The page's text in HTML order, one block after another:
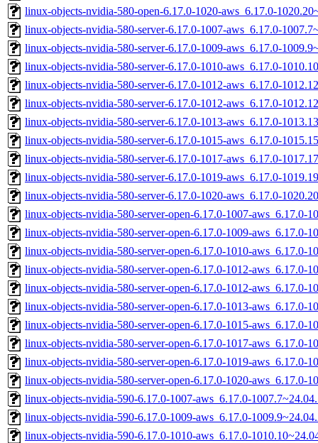
linux-objects-nvidia-580-open-6.17.0-1020-aws_6.17.0-
linux-objects-nvidia-580-server-6.17.0-1007-aws_6.17.0-
linux-objects-nvidia-580-server-6.17.0-1009-aws_6.17.0-
linux-objects-nvidia-580-server-6.17.0-1010-aws_6.17.0-
linux-objects-nvidia-580-server-6.17.0-1012-aws_6.17.0-
linux-objects-nvidia-580-server-6.17.0-1012-aws_6.17.0-
linux-objects-nvidia-580-server-6.17.0-1013-aws_6.17.0-
linux-objects-nvidia-580-server-6.17.0-1015-aws_6.17.0-
linux-objects-nvidia-580-server-6.17.0-1017-aws_6.17.0-
linux-objects-nvidia-580-server-6.17.0-1019-aws_6.17.0-
linux-objects-nvidia-580-server-6.17.0-1020-aws_6.17.0-
linux-objects-nvidia-580-server-open-6.17.0-1007-aws_6.17.0-
linux-objects-nvidia-580-server-open-6.17.0-1009-aws_6.17.0-
linux-objects-nvidia-580-server-open-6.17.0-1010-aws_6.17.0-
linux-objects-nvidia-580-server-open-6.17.0-1012-aws_6.17.0-
linux-objects-nvidia-580-server-open-6.17.0-1012-aws_6.17.0-
linux-objects-nvidia-580-server-open-6.17.0-1013-aws_6.17.0-
linux-objects-nvidia-580-server-open-6.17.0-1015-aws_6.17.0-
linux-objects-nvidia-580-server-open-6.17.0-1017-aws_6.17.0-
linux-objects-nvidia-580-server-open-6.17.0-1019-aws_6.17.0-
linux-objects-nvidia-580-server-open-6.17.0-1020-aws_6.17.0-
linux-objects-nvidia-590-6.17.0-1007-aws_6.17.0-
linux-objects-nvidia-590-6.17.0-1009-aws_6.17.0-
linux-objects-nvidia-590-6.17.0-1010-aws_6.17.0-